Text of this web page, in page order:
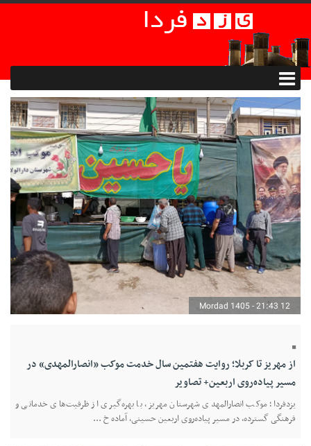
12 Mordad 1405 - 21:43
از مهریز تا کربلا؛ روایت هفتمین سال خدمت موکب «انصارالمهدی» در
مسیر پیاده‌روی اربعین+ تصاویر
یزدفردا؛ موکب انصارالمهدی شهرستان مهریز، با بهره‌گیری از ظرفیت‌های خدماتی و
فرهنگی گسترده، در مسیر پیاده‌روی اربعین حسینی، آماده خ ...